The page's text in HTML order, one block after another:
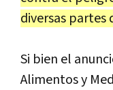
diversas partes
Si bien el
Alimentos y